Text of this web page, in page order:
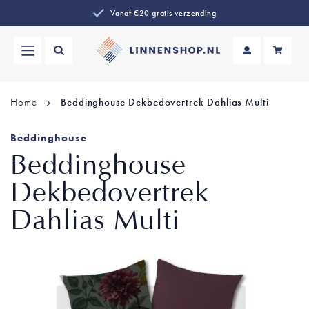
Vanaf €20 gratis verzending
Home Beddinghouse Dekbedovertrek Dahlias Multi
Beddinghouse
Beddinghouse
Dekbedovertrek
Dahlias Multi